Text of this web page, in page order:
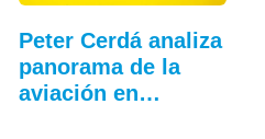
Peter Cerdá analiza
panorama de la
aviación en…